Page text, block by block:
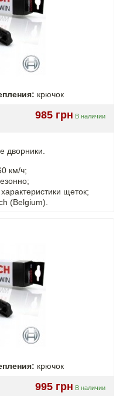
крючок
985 грн В наличии
дворники.
км/ч;
щеток;
(Belgium).
крючок
995 грн В наличии